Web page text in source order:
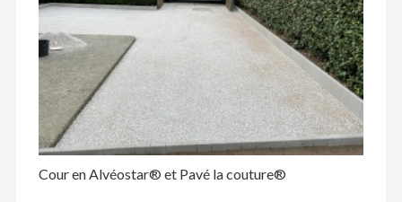
Cour en Alvéostar® et Pavé la couture®